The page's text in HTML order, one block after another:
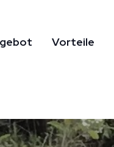
Vorteile